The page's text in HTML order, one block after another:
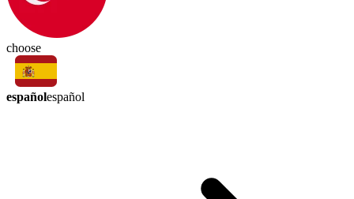
choose
españolespañol